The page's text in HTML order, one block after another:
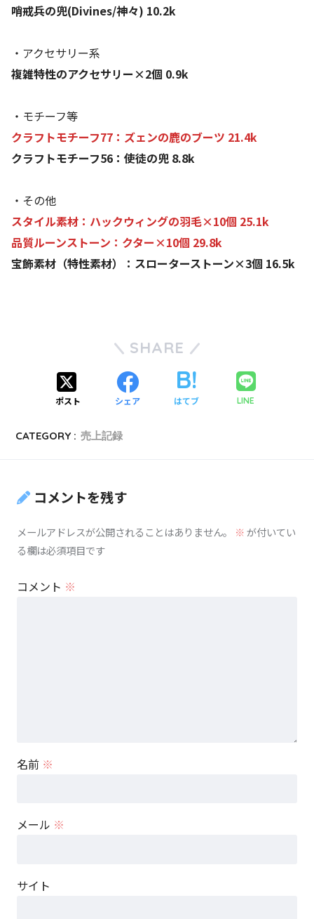
哨戒兵の兜(Divines/神々) 10.2k
・アクセサリー系
複雑特性のアクセサリー×2個 0.9k
・モチーフ等
クラフトモチーフ77：ズェンの鹿のブーツ 21.4k
クラフトモチーフ56：使徒の兜 8.8k
・その他
スタイル素材：ハックウィングの羽毛×10個 25.1k
品質ルーンストーン：クター×10個 29.8k
宝飾素材（特性素材）：スローターストーン×3個 16.5k
SHARE
ポスト シェア はてブ LINE
CATEGORY : 売上記録
コメントを残す
メールアドレスが公開されることはありません。 ※が付いてい
る欄は必須項目です
コメント ※
名前 ※
メール ※
サイト